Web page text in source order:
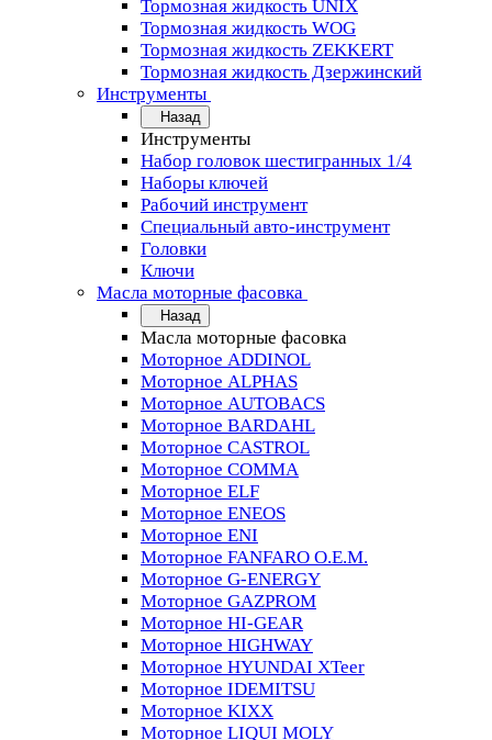
Тормозная жидкость UNIX
Тормозная жидкость WOG
Тормозная жидкость ZEKKERT
Тормозная жидкость Дзержинский
Инструменты
Назад
Инструменты
Набор головок шестигранных 1/4
Наборы ключей
Рабочий инструмент
Специальный авто-инструмент
Головки
Ключи
Масла моторные фасовка
Назад
Масла моторные фасовка
Моторное ADDINOL
Моторное ALPHAS
Моторное AUTOBACS
Моторное BARDAHL
Моторное CASTROL
Моторное COMMA
Моторное ELF
Моторное ENEOS
Моторное ENI
Моторное FANFARO O.E.M.
Моторное G-ENERGY
Моторное GAZPROM
Моторное HI-GEAR
Моторное HIGHWAY
Моторное HYUNDAI XTeer
Моторное IDEMITSU
Моторное KIXX
Моторное LIQUI MOLY